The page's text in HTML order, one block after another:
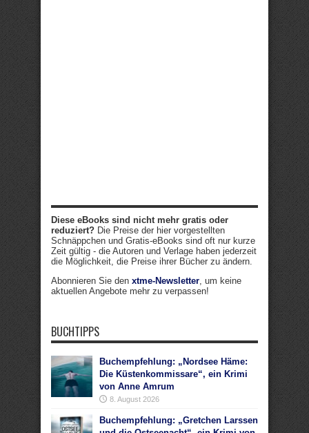
Diese eBooks sind nicht mehr gratis oder
reduziert? Die Preise der hier vorgestellten
Schnäppchen und Gratis-eBooks sind oft nur kurze
Zeit gültig - die Autoren und Verlage haben jederzeit
die Möglichkeit, die Preise ihrer Bücher zu ändern.
Abonnieren Sie den xtme-Newsletter, um keine
aktuellen Angebote mehr zu verpassen!
BUCHTIPPS
Buchempfehlung: „Nordsee Häme:
Die Küstenkommissare“, ein Krimi
von Anne Amrum
8. August 2026
Buchempfehlung: „Gretchen Larssen